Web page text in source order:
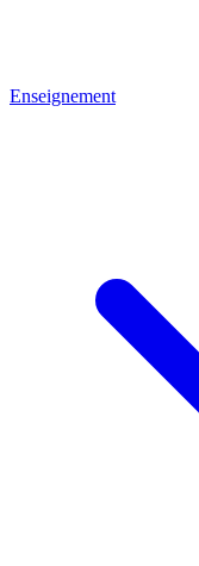
Enseignement